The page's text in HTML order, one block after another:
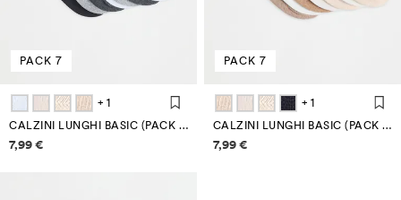
PACK 7
+ 1
CALZINI LUNGHI BASIC (PACK 7)
Informazioni sui prezzi
7,99 €
PACK 7
+ 1
CALZINI LUNGHI BASIC (PACK 7)
Informazioni sui prezzi
7,99 €